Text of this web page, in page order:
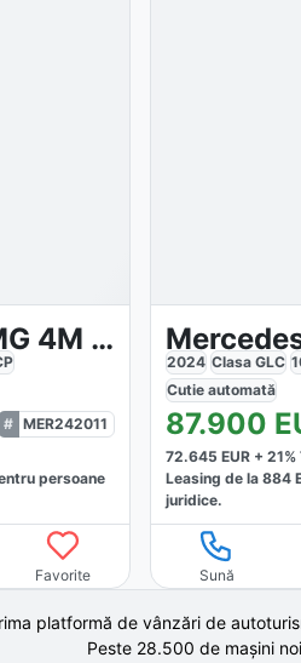
Mercedes-Benz GLC 43 AMG 4M Night II
MER242011
persoane
Favorite
2024 Clasa GLC
Cutie automată
87.900
72.645 EUR + 21
Leasing de la 884
juridice.
Sună
platformă de vânzări de
Peste 28.500 de mașini